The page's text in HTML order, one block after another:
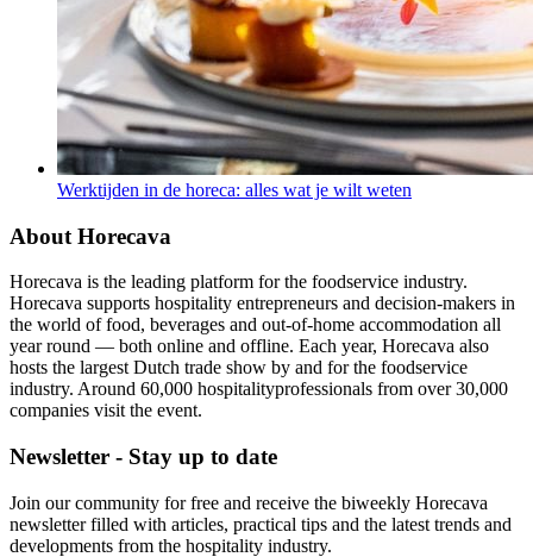
Werktijden in de horeca: alles wat je wilt weten
About Horecava
Horecava is the leading platform for the foodservice industry.
Horecava supports hospitality entrepreneurs and decision-makers in
the world of food, beverages and out-of-home accommodation all
year round — both online and offline. Each year, Horecava also
hosts the largest Dutch trade show by and for the foodservice
industry. Around 60,000 hospitalityprofessionals from over 30,000
companies visit the event.
Newsletter - Stay up to date
Join our community for free and receive the biweekly Horecava
newsletter filled with articles, practical tips and the latest trends and
developments from the hospitality industry.